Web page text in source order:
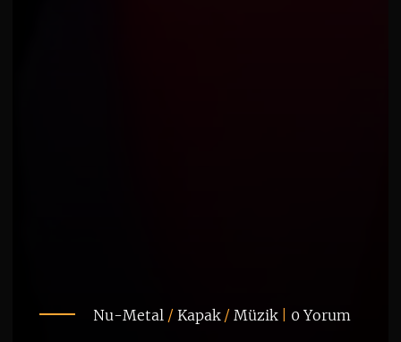
Nu-Metal/ Kapak/ Müzik| 0 Yorum